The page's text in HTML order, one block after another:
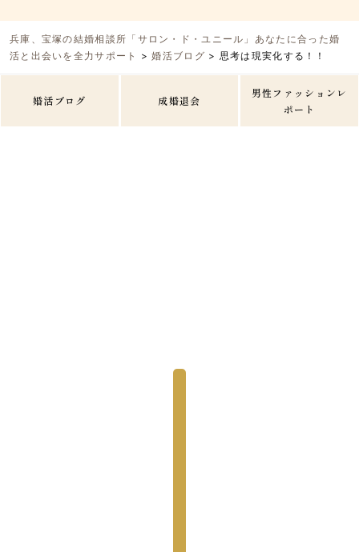
兵庫、宝塚の結婚相談所「サロン・ド・ユニール」あなたに合った婚
活と出会いを全力サポート
>婚活ブログ > 思考は現実化する！！
婚活ブログ 成婚退会
男性ファッションレ
ポート